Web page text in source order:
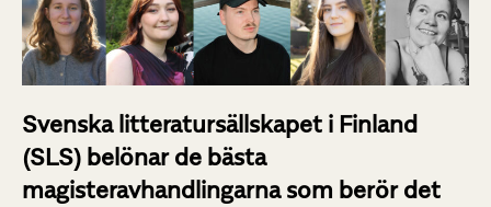
Svenska litteratursällskapet i Finland
(SLS) belönar de bästa
magisteravhandlingarna som berör det